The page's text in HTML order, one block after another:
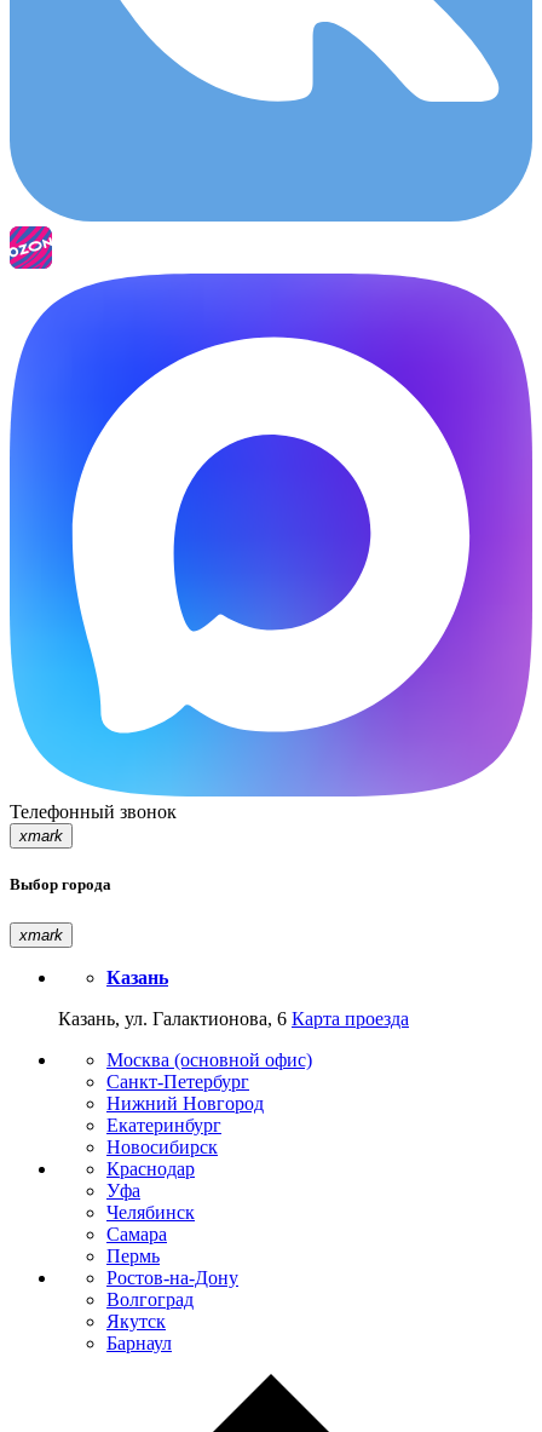
Телефонный звонок
xmark
Выбор города
xmark
Казань
Казань, ул. Галактионова, 6 Карта проезда
Москва (основной офис)
Санкт-Петербург
Нижний Новгород
Екатеринбург
Новосибирск
Краснодар
Уфа
Челябинск
Самара
Пермь
Ростов-на-Дону
Волгоград
Якутск
Барнаул